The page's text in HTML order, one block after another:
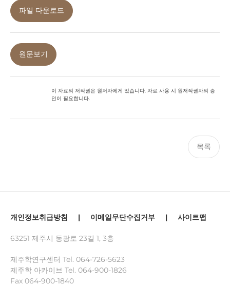
파일 다운로드
원문보기
이 자료의 저작권은 원저자에게 있습니다. 자료 사용 시 원저작권자의 승
인이 필요합니다.
목록
개인정보취급방침 | 이메일무단수집거부 | 사이트맵
63251 제주시 동광로 23길 1, 3층
제주학연구센터 Tel. 064-726-5623
제주학 아카이브 Tel. 064-900-1826
Fax 064-900-1840